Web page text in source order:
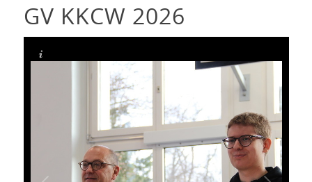
GV KKCW 2026